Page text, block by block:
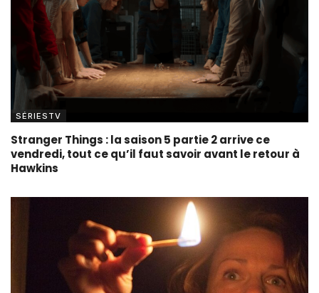
SÉRIESTV
Stranger Things : la saison 5 partie 2 arrive ce
vendredi, tout ce qu’il faut savoir avant le retour à
Hawkins